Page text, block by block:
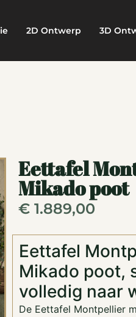
2D Ontwerp 3D
Eettafel
Mikado poot
€1.889,00
Eettafel
Mikado poot,
volledig naar
De Eettafel Montpellier